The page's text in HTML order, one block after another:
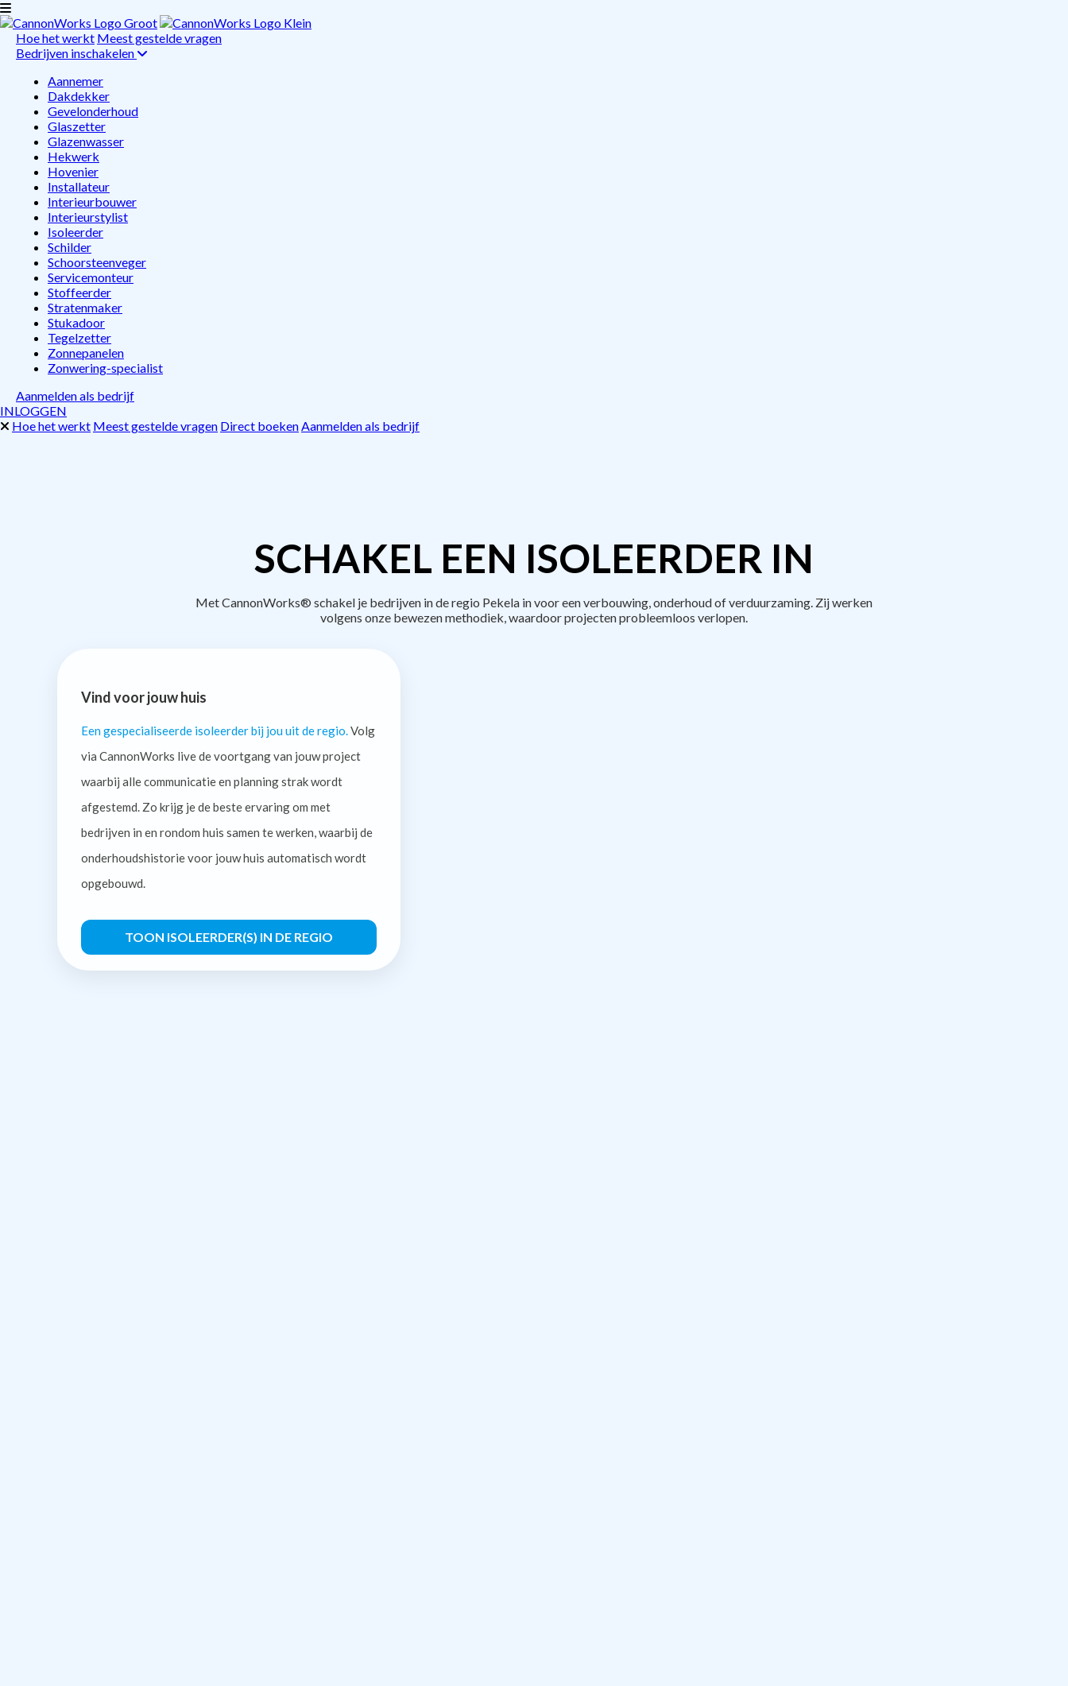
Hoe het werkt Meest gestelde vragen
Bedrijven inschakelen
Aannemer
Dakdekker
Gevelonderhoud
Glaszetter
Glazenwasser
Hekwerk
Hovenier
Installateur
Interieurbouwer
Interieurstylist
Isoleerder
Schilder
Schoorsteenveger
Servicemonteur
Stoffeerder
Stratenmaker
Stukadoor
Tegelzetter
Zonnepanelen
Zonwering-specialist
Aanmelden als bedrijf
INLOGGEN
Hoe het werkt Meest gestelde vragen Direct boekenAanmelden als bedrijf
SCHAKEL EEN ISOLEERDER IN
Met CannonWorks® schakel je bedrijven in de regio Pekela in voor een verbouwing, onderhoud of verduurzaming. Zij werken
volgens onze bewezen methodiek, waardoor projecten probleemloos verlopen.
Vind voor jouw huis
Een gespecialiseerde isoleerder bij jou uit de regio. Volg
via CannonWorks live de voortgang van jouw project
waarbij alle communicatie en planning strak wordt
afgestemd. Zo krijg je de beste ervaring om met
bedrijven in en rondom huis samen te werken, waarbij de
onderhoudshistorie voor jouw huis automatisch wordt
opgebouwd.
TOON ISOLEERDER(S) IN DE REGIO